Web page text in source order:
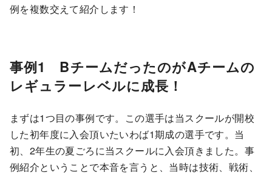
例を複数交えて紹介します！
事例1 BチームだったのがAチームの
レギュラーレベルに成長！
まずは1つ目の事例です。この選手は当スクールが開校
した初年度に入会頂いたいわば1期成の選手です。当
初、2年生の夏ごろに当スクールに入会頂きました。事
例紹介ということで本音を言うと、当時は技術、戦術、